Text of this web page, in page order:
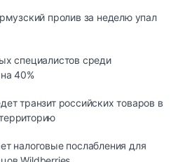
пролив за неделю упал
специалистов среди
40%
транзит российских товаров в
налоговые послабления для